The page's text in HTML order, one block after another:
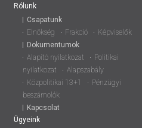
Rólunk
Csapatunk
Elnökség
Frakció
Képviselők
Dokumentumok
Alapító nyilatkozat
Politikai
nyilatkozat
Alapszabály
Közpolitikai 13+1
Pénzügyi
beszámolók
Kapcsolat
Ügyeink